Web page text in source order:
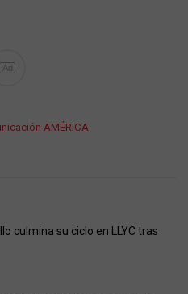
Ad
AMÉRICA
culmina su ciclo en LLYC tras